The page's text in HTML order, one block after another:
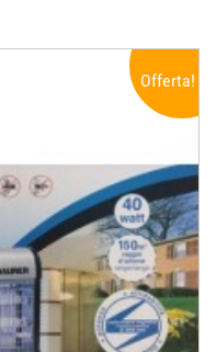
Offerta!